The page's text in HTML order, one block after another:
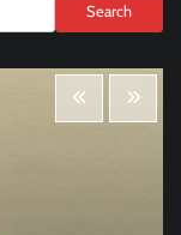
Search